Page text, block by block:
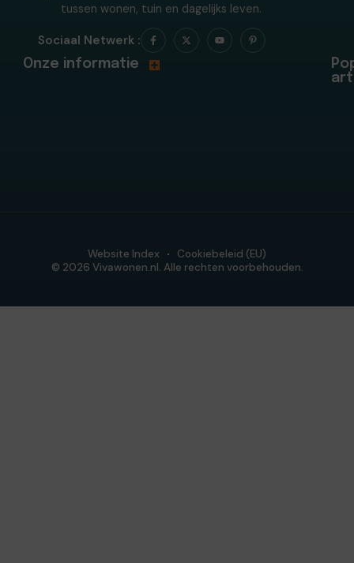
tussen wonen, tuin en dagelijks leven.
Sociaal Netwerk :
Onze informatie
© 2026 Vivawonen.nl. Alle rechten voorbehouden.
Website Index Cookiebeleid (EU)